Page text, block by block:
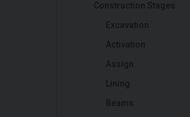
Construction Stages
Excavation
Activation
Assign
Lining
Beams